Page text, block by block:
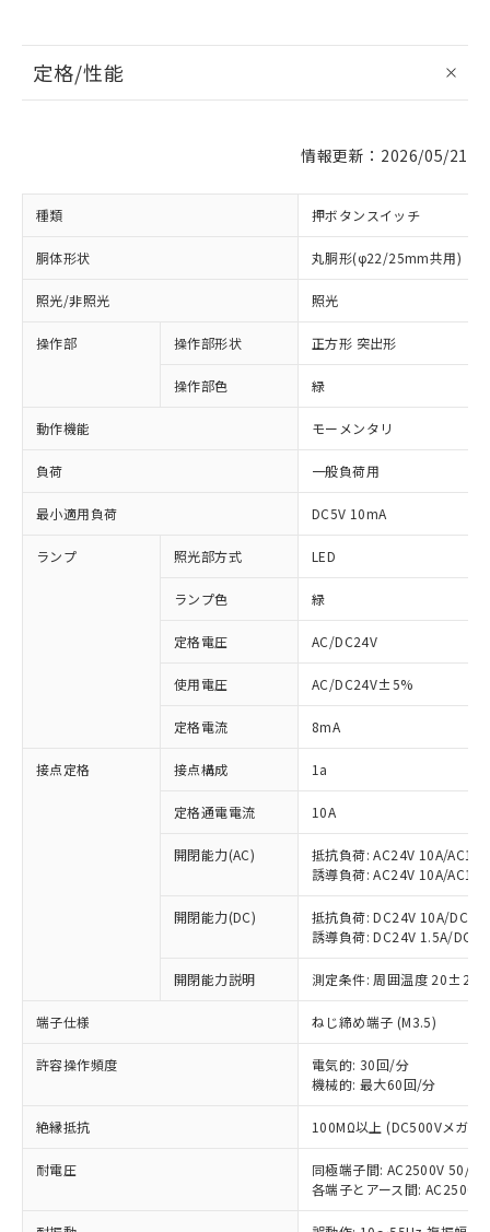
定格/性能
情報更新：2026/05/21
種類 押ボタンスイッチ
胴体形状 丸胴形(φ22/25mm共用)
照光/非照光 照光
操作部 操作部形状 正方形 突出形
操作部色 緑
動作機能 モーメンタリ
負荷 一般負荷用
最小適用負荷 DC5V 10mA
ランプ 照光部方式 LED
ランプ色 緑
定格電圧 AC/DC24V
使用電圧 AC/DC24V±5%
定格電流 8mA
接点定格 接点構成 1a
定格通電電流 10A
開閉能力(AC)
抵抗負荷: AC24V 10A/
誘導負荷: AC24V 10A/
開閉能力(DC)
抵抗負荷: DC24V 10A/
誘導負荷: DC24V 1.5A/
開閉能力説明 測定条件: 周囲温度 20±2℃
端子仕様 ねじ締め端子 (M3.5)
許容操作頻度
電気的: 30回/分
機械的: 最大60回/分
絶縁抵抗 100MΩ以上 (DC500Vメガ)
耐電圧
同極端子間: AC2500V 50/
各端子とアース間:
ご利用条件
以下の条件をお読みいただき、同意のうえ
本サービスは、当社制御機器事業取扱
商品の当社在庫状況および標準価格
(税抜)を提供させていただくもので
当社制御機器事業取扱商品の中には、
本サービスの対象外となる商品もある
在庫状況および標準価格照会結果は、
記載している更新日時点での社内デー
タに基づき作成されるものであり、閲
覧された時点での実際の在庫および標
対応済み：EU RoHS指令（10物質）の
非含有に対応した製品が提供可能な商品で
対応予定：EU RoHS指令（10物質）の非含
有に対応した製品に切り替える予定のある
対応予定なし：EU RoHS指令（10物質）の
非含有に非対応の商品で、対応品を出す予
調査・確認中：EU RoHS指令（10物質）の
非含有の対応状況を調査中または確認中の
非該当品：ライセンス料など無形物で、有
害物質有無と関係のない商品です。
仕入先様の事情により、非含有部品として
いたものが、含有品と判明した場合などや
むを得ず変更することがあります。
鉛(Pb) 1000ppm以下、 水銀(Hg) 1000ppm以下、 カド
※1 中国RoHS○×表
「○」：最大均質材料含有率が中国RoHSの
基準値以下であることを示します。
「×」：最大均質材料含有率が中国RoHSの
基準値を超えていることを示します。
「－」：未確認です。当社販売部門へお問
*中国RoHS10物質の基準値 (GB/T26572)：
Pb(鉛) :1000ppm、 Hg(水銀) : 1000ppm、 Cd(カドミウ
当社は、これら貴社製品のうち、外国
為替および外国貿易法に定める商品
（以下｢規制貨物等」という）を輸出
または国外への提供する場合は、日本
国政府の輸出許可(または役務取引許
可)を取得するなどの必要な手続きを